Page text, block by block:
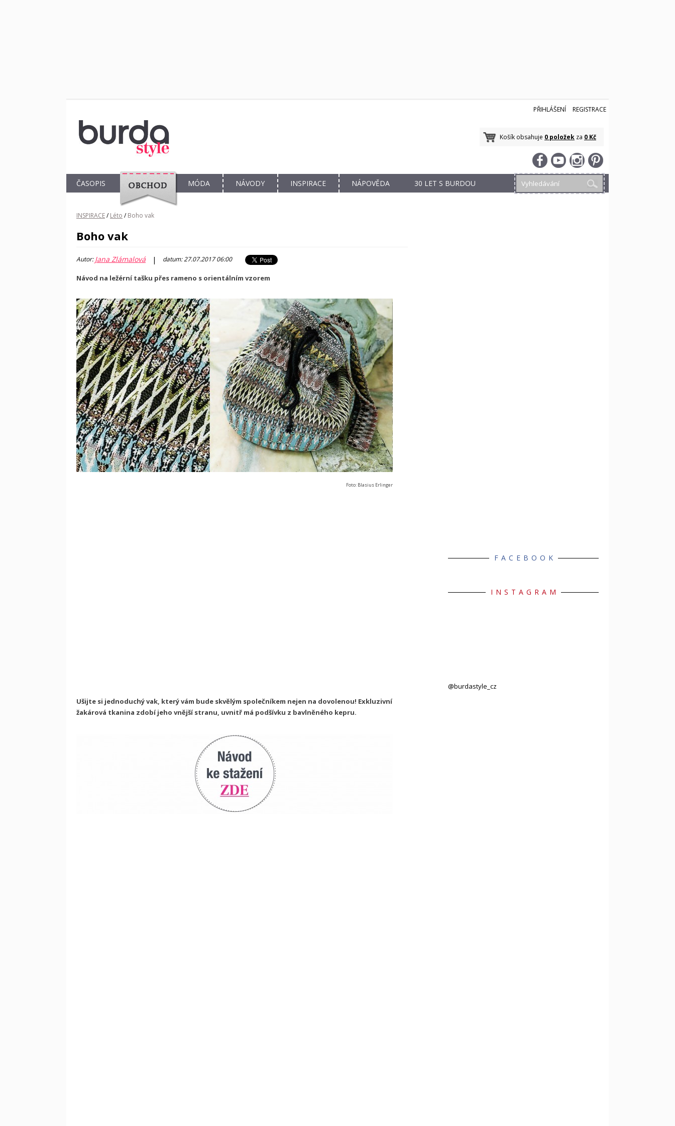
PŘIHLÁŠENÍ REGISTRACE
Košík obsahuje 0 položek za 0 Kč
ČASOPIS
OBCHOD
MÓDA NÁVODY INSPIRACE NÁPOVĚDA 30 LET S BURDOU
INSPIRACE/ Léto / Boho vak
Boho vak
Autor:Jana Zlámalová | datum: 27.07.2017 06:00
Návod na ležérní tašku přes rameno s orientálním vzorem
Foto: Blasius Erlinger
Ušijte si jednoduchý vak, který vám bude skvělým společníkem nejen na dovolenou! Exkluzivní
žakárová tkanina zdobí jeho vnější stranu, uvnitř má podšívku z bavlněného kepru.
FACEBOOK
INSTAGRAM
@burdastyle_cz